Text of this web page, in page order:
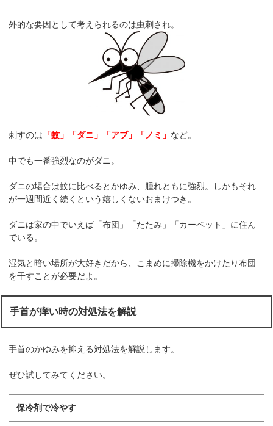
外的な要因として考えられるのは虫刺され。
刺すのは 「蚊」「ダニ」「アブ」「ノミ」 など。
中でも一番強烈なのがダニ。
ダニの場合は蚊に比べるとかゆみ、腫れともに強烈。しかもそれ
が一週間近く続くという嬉しくないおまけつき。
ダニは家の中でいえば「布団」「たたみ」「カーペット」に住ん
でいる。
湿気と暗い場所が大好きだから、こまめに掃除機をかけたり布団
を干すことが必要だよ。
手首が痒い時の対処法を解説
手首のかゆみを抑える対処法を解説します。
ぜひ試してみてください。
保冷剤で冷やす